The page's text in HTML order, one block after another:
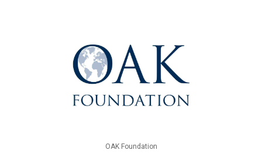
OAK Foundation